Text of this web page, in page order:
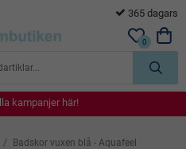
0
kampanjer här!
kampanjer här!
kampanjer här!
kampanjer här!
/ Badskor vuxen blå - Aquafeel